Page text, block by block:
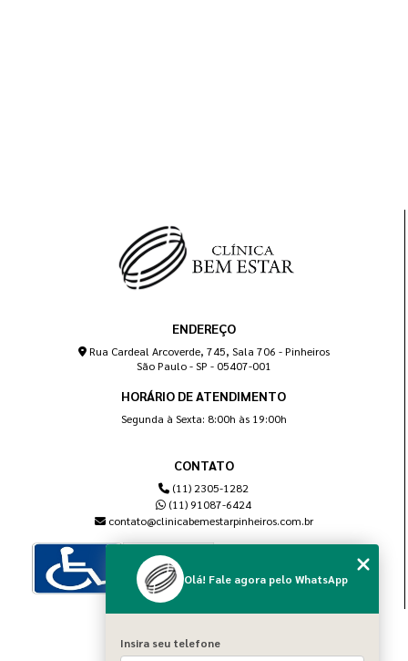
ENDEREÇO
Rua Cardeal Arcoverde, 745, Sala 706 - Pinheiros
São Paulo - SP - 05407-001
HORÁRIO DE ATENDIMENTO
Segunda à Sexta: 8:00h às 19:00h
CONTATO
(11) 2305-1282
(11) 91087-6424
contato@clinicabemestarpinheiros.com.br
Home
Olá! Fale agora pelo WhatsApp
Insira seu telefone